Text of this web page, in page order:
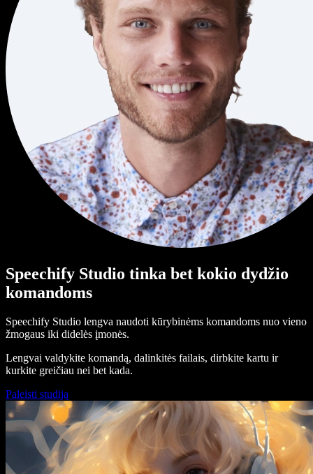
Speechify Studio tinka bet kokio dydžio
komandoms
Speechify Studio lengva naudoti kūrybinėms komandoms nuo vieno
žmogaus iki didelės įmonės.
Lengvai valdykite komandą, dalinkitės failais, dirbkite kartu ir
kurkite greičiau nei bet kada.
Paleisti studiją